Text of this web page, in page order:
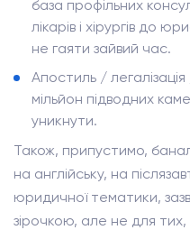
база профільних
лікарів і хірургів до
не гаяти зайвий час.
Апостиль /
мільйон підводних
уникнути.
Також, припустимо,
на англійську, на
юридичної тематики,
зірочкою, але не для